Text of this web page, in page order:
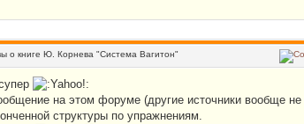
о книге Ю. Корнева "Система Вагитон"
на этом форуме (другие источники вообще
структуры по упражнениям.